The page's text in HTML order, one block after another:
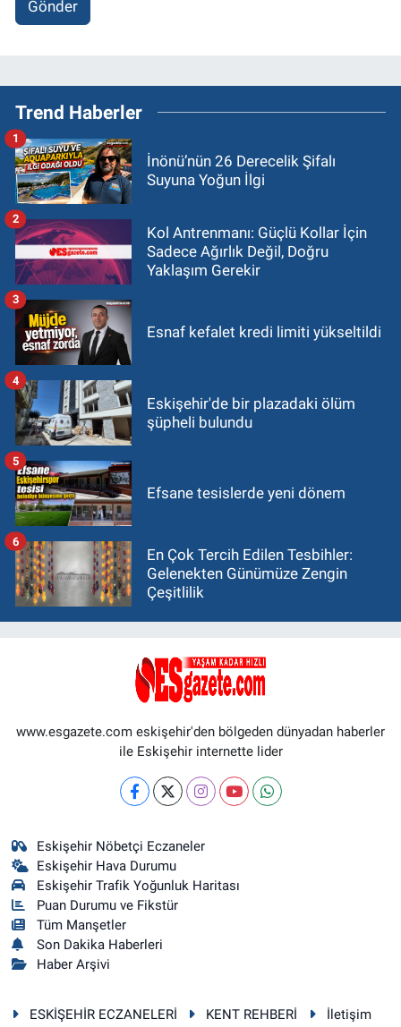
Gönder
Trend Haberler
İnönü’nün 26 Derecelik Şifalı
Suyuna Yoğun İlgi
1
Kol Antrenmanı: Güçlü Kollar İçin
Sadece Ağırlık Değil, Doğru
Yaklaşım Gerekir
2
Esnaf kefalet kredi limiti yükseltildi
3
Eskişehir'de bir plazadaki ölüm
şüpheli bulundu
4
Efsane tesislerde yeni dönem
5
En Çok Tercih Edilen Tesbihler:
Gelenekten Günümüze Zengin
Çeşitlilik
6
www.esgazete.com eskişehir'den bölgeden dünyadan haberler
ile Eskişehir internette lider
Eskişehir Nöbetçi Eczaneler
Eskişehir Hava Durumu
Eskişehir Trafik Yoğunluk Haritası
Puan Durumu ve Fikstür
Tüm Manşetler
Son Dakika Haberleri
Haber Arşivi
ESKİŞEHİR ECZANELERİ KENT REHBERİ
İletişim